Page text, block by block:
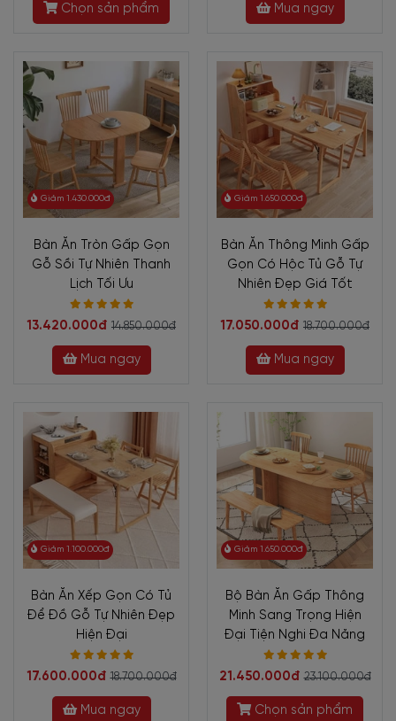
Chọn sản phẩm Mua ngay
Giảm 1.430.000đ
Bàn Ăn Tròn Gấp Gọn
Gỗ Sồi Tự Nhiên Thanh
Lịch Tối Ưu
13.420.000đ 14.850.000đ
Mua ngay
Giảm 1.650.000đ
Bàn Ăn Thông Minh Gấp
Gọn Có Hộc Tủ Gỗ Tự
Nhiên Đẹp Giá Tốt
17.050.000đ 18.700.000đ
Mua ngay
Giảm 1.100.000đ
Bàn Ăn Xếp Gọn Có Tủ
Để Đồ Gỗ Tự Nhiên Đẹp
Hiện Đại
17.600.000đ 18.700.000đ
Mua ngay
Giảm 1.650.000đ
Bộ Bàn Ăn Gấp Thông
Minh Sang Trọng Hiện
Đại Tiện Nghi Đa Năng
21.450.000đ 23.100.000đ
Chọn sản phẩm